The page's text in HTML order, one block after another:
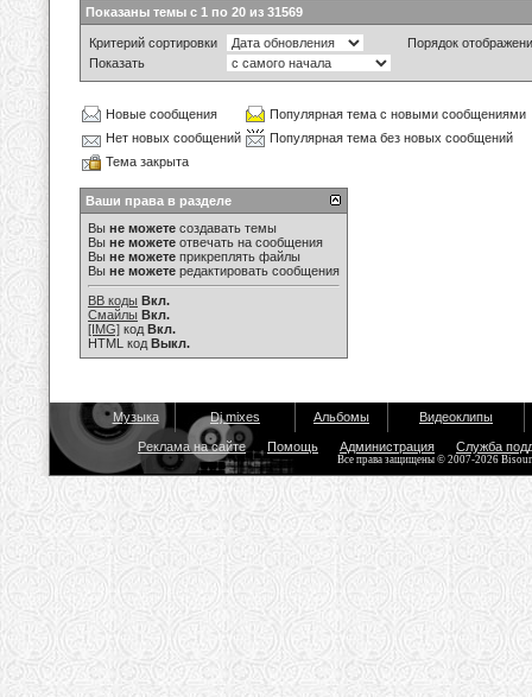
Показаны темы с 1 по 20 из 31569
Критерий сортировки
Порядок
Показать
Новые сообщения
Популярная тема с новыми сообщениями
Нет новых сообщений
Популярная тема без новых сообщений
Тема закрыта
Ваши права в разделе
Вы не можете создавать темы
Вы не можете отвечать на сообщения
Вы не можете прикреплять файлы
Вы не можете редактировать сообщения
BB коды Вкл.
Смайлы Вкл.
[IMG] код Вкл.
HTML код Выкл.
Музыка Dj mixes Альбомы Видеоклипы
Реклама на сайте Помощь Администрация Служба
Все права защищены © 2007-2026